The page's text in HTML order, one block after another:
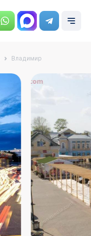
Владимир